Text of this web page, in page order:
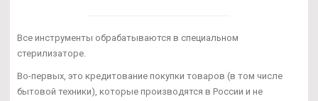
Все инструменты обрабатываются в специальном
стерилизаторе.
Во-первых, это кредитование покупки товаров (в том числе
бытовой техники), которые производятся в России и не